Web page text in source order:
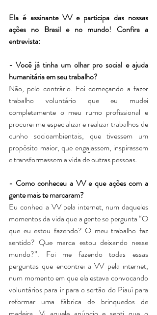
Ela é assinante VV e participa das nossas
ações no Brasil e no mundo! Confira a
entrevista:
- Você já tinha um olhar pro social e ajuda
humanitária em seu trabalho?
Não, pelo contrário. Foi começando a fazer
trabalho voluntário que eu mudei
completamente o meu rumo profissional e
procurei me especializar e realizar trabalhos de
cunho socioambientais, que tivessem um
propósito maior, que engajassem, inspirassem
e transformassem a vida de outras pessoas.
- Como conheceu a VV e que ações com a
gente mais te marcaram?
Eu conheci a VV pela internet, num daqueles
momentos da vida que a gente se pergunta “O
que eu estou fazendo? O meu trabalho faz
sentido? Que marca estou deixando nesse
mundo?”. Foi me fazendo todas essas
perguntas que encontrei a VV pela internet,
num momento em que ela estava convocando
voluntários para ir para o sertão do Piauí para
reformar uma fábrica de brinquedos de